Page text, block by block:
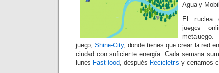
Agua y
El nuclea
juegos
juego,Shine-City, donde tienes que crear la red
ciudad con suficiente energía. Cada semana
lunes Fast-food, después Recicletris y cerramos